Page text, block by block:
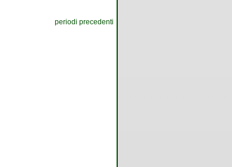
periodi precedenti